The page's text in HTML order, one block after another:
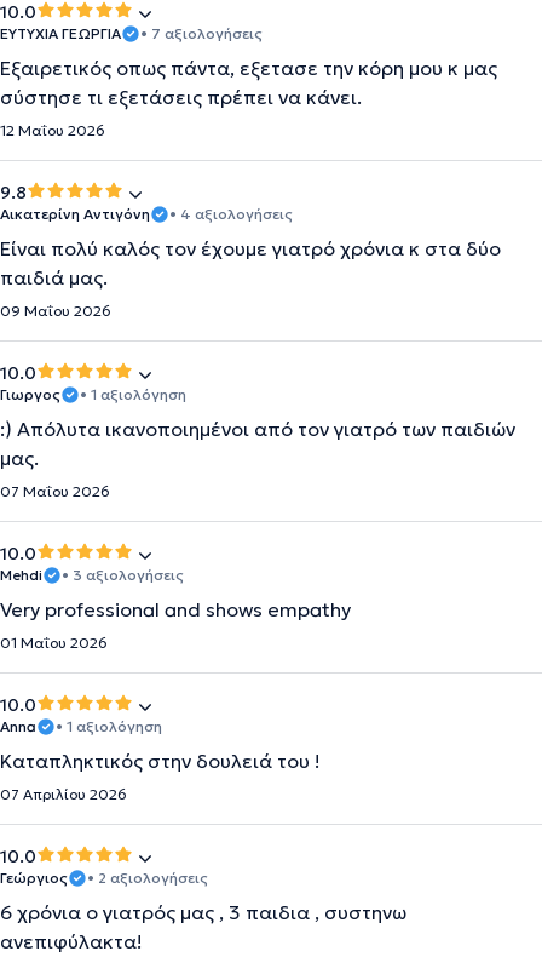
10.0
ΕΥΤΥΧΙΑ ΓΕΩΡΓΙΑ • 7 αξιολογήσεις
Εξαιρετικός οπως πάντα, εξετασε την κόρη μου κ μας
σύστησε τι εξετάσεις πρέπει να κάνει.
12 Μαΐου 2026
9.8
Αικατερίνη Αντιγόνη • 4 αξιολογήσεις
Είναι πολύ καλός τον έχουμε γιατρό χρόνια κ στα δύο
παιδιά μας.
09 Μαΐου 2026
10.0
Γιωργος • 1 αξιολόγηση
:) Απόλυτα ικανοποιημένοι από τον γιατρό των παιδιών
μας.
07 Μαΐου 2026
10.0
Mehdi • 3 αξιολογήσεις
Very professional and shows empathy
01 Μαΐου 2026
10.0
Anna • 1 αξιολόγηση
Καταπληκτικός στην δουλειά του !
07 Απριλίου 2026
10.0
Γεώργιος • 2 αξιολογήσεις
6 χρόνια ο γιατρός μας , 3 παιδια , συστηνω
ανεπιφύλακτα!